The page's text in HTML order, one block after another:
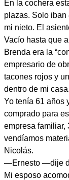
En la cochera
plazas. Solo iban
mi nieto. El
Vacío hasta que
Brenda era la
empresario de
tacones rojos y
dentro de mi casa.
Yo tenía 61 años
comprado para
empresa familiar,
vendíamos
Nicolás.
—Ernesto —dije
Mi esposo